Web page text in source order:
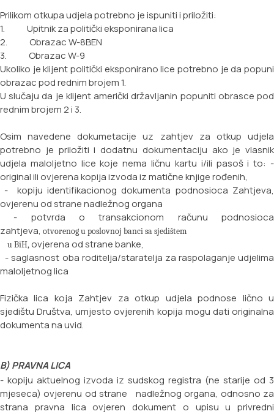
Prilikom otkupa udjela potrebno je ispuniti i priložiti:
1. Upitnik za politički eksponirana lica
2. Obrazac W-8BEN
3. Obrazac W-9
Ukoliko je klijent politički eksponirano lice potrebno je da popuni
obrazac pod rednim brojem 1.
U slučaju da je klijent američki državljanin popuniti obrasce pod
rednim brojem 2 i 3.
Osim navedene dokumetacije uz zahtjev za otkup udjela
potrebno je priložiti i dodatnu dokumentaciju ako je vlasnik
udjela maloljetno lice koje nema ličnu kartu i/ili pasoš i to: -
original ili ovjerena kopija izvoda iz matične knjige rođenih,
- kopiju identifikacionog dokumenta podnosioca Zahtjeva,
ovjerenu od strane nadležnog organa
- potvrda o transakcionom računu podnosioca
zahtjeva, otvorenog u poslovnoj banci sa sjedištem
u BiH, ovjerena od strane banke,
- saglasnost oba roditelja/staratelja za raspolaganje udjelima
maloljetnog lica
Fizička lica koja Zahtjev za otkup udjela podnose lično u
sjedištu Društva, umjesto ovjerenih kopija mogu dati originalna
dokumenta na uvid.
B) PRAVNA LICA
- kopiju aktuelnog izvoda iz sudskog registra (ne starije od 3
mjeseca) ovjerenu od strane nadležnog organa, odnosno za
strana pravna lica ovjeren dokument o upisu u privredni